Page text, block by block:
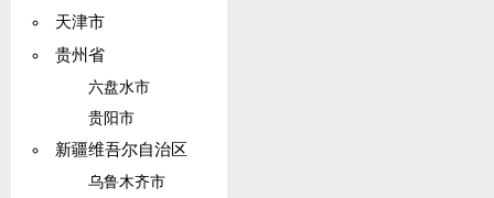
天津市
贵州省
六盘水市
贵阳市
新疆维吾尔自治区
乌鲁木齐市